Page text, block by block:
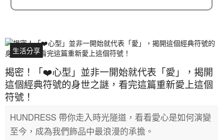
生活分享
揭密！「❤️心型」並非一開始就代表「愛」，揭開
這個經典符號的身世之謎，看完這篇重新愛上這個
符號！
HUNDRESS 帶你走入時光隧道，看看愛心是如何演變
至今，成為我們飾品中最浪漫的承擔。